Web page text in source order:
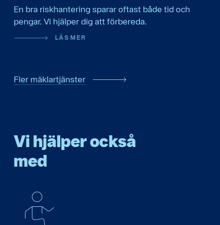
En bra riskhantering sparar oftast både tid och
pengar. Vi hjälper dig att förbereda.
LÄS MER
Fler mäklartjänster
Vi hjälper också
med